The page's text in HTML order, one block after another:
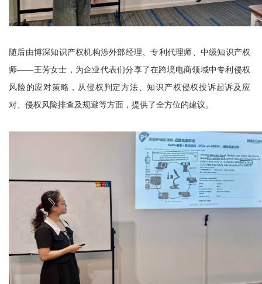
随后由博深知识产权机构涉外部经理、专利代理师、中级知识产权
师——王芳女士，为企业代表们分享了在跨境电商领域中专利侵权
风险的应对策略，从侵权判定方法、知识产权侵权投诉起诉及应
对、侵权风险排查及规避等方面，提供了全方位的建议。